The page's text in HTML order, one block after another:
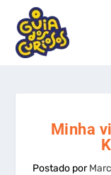
Minha
Postado por